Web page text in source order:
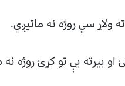
ولاړ سي روژه نه ماتيږي.
بيرته يې تو کړئ روژه